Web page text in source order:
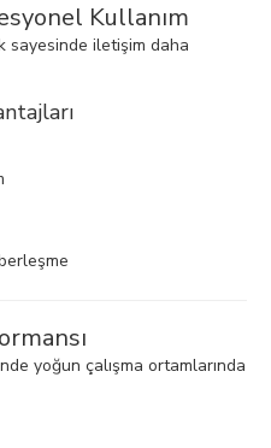
Kullanım
sayesinde iletişim daha
yoğun çalışma ortamlarında